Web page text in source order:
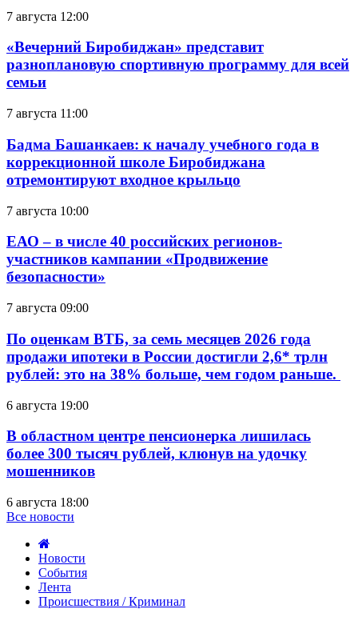
7 августа 12:00
«Вечерний Биробиджан» представит
разноплановую спортивную программу для всей
семьи
7 августа 11:00
Бадма Башанкаев: к началу учебного года в
коррекционной школе Биробиджана
отремонтируют входное крыльцо
7 августа 10:00
ЕАО – в числе 40 российских регионов-
участников кампании «Продвижение
безопасности»
7 августа 09:00
По оценкам ВТБ, за семь месяцев 2026 года
продажи ипотеки в России достигли 2,6* трлн
рублей: это на 38% больше, чем годом раньше.
6 августа 19:00
В областном центре пенсионерка лишилась
более 300 тысяч рублей, клюнув на удочку
мошенников
6 августа 18:00
Все новости
Новости
События
Лента
Происшествия / Криминал